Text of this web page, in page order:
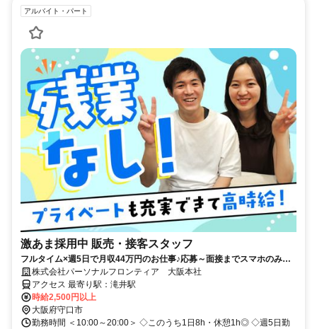
アルバイト・パート
激あま採用中 販売・接客スタッフ
フルタイム×週5日で月収44万円のお仕事♪応募～面接までスマホのみで
完結！履歴書不要◎
株式会社パーソナルフロンティア 大阪本社
アクセス 最寄り駅：滝井駅
時給2,500円以上
大阪府守口市
勤務時間 ＜10:00～20:00＞ ◇このうち1日8h・休憩1h◎ ◇週5日勤